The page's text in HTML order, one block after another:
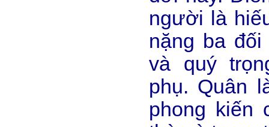
người là
nặng ba
và quý
phụ. Quân
phong kiến